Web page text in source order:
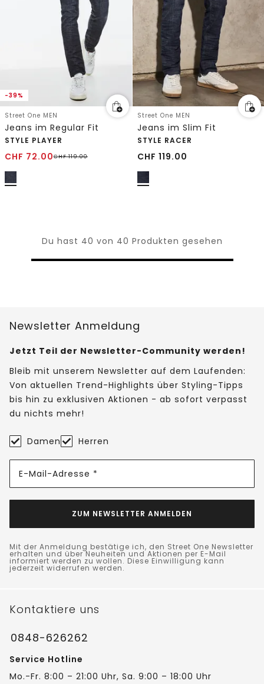
-39%
Street One MEN
Jeans im Regular Fit
STYLE PLAYER
CHF 72.00CHF119.00
Street One MEN
Jeans im Slim Fit
STYLE RACER
CHF 119.00
Du hast 40 von 40 Produkten gesehen
Newsletter Anmeldung
Jetzt Teil der Newsletter-Community werden!
Bleib mit unserem Newsletter auf dem Laufenden:
Von aktuellen Trend-Highlights über Styling-Tipps
bis hin zu exklusiven Aktionen - ab sofort verpasst
du nichts mehr!
Damen Herren
E-Mail-Adresse *
ZUM NEWSLETTER ANMELDEN
Mit der Anmeldung bestätige ich, den Street One Newsletter
erhalten und über Neuheiten und Aktionen per E-Mail
informiert werden zu wollen. Diese Einwilligung kann
jederzeit widerrufen werden.
Kontaktiere uns
0848-626262
Service Hotline
Mo.-Fr. 8:00 – 21:00 Uhr, Sa. 9:00 – 18:00 Uhr